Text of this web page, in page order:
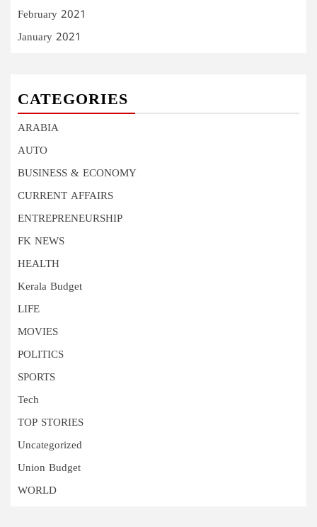
February 2021
January 2021
CATEGORIES
ARABIA
AUTO
BUSINESS & ECONOMY
CURRENT AFFAIRS
ENTREPRENEURSHIP
FK NEWS
HEALTH
Kerala Budget
LIFE
MOVIES
POLITICS
SPORTS
Tech
TOP STORIES
Uncategorized
Union Budget
WORLD